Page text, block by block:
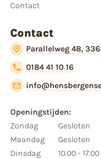
Contact
Contact
Parallelweg 4B,
0184 41 10 16
Openingstijden:
Zondag
Maandag
Dinsdag
Gesloten
Gesloten
10.00 - 17.00